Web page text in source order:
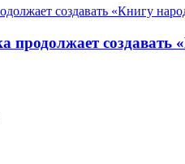
продолжает